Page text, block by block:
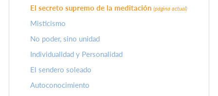
El secreto supremo de la meditación (página actual)
Misticismo
No poder, sino unidad
Individualidad y Personalidad
El sendero soleado
Autoconocimiento